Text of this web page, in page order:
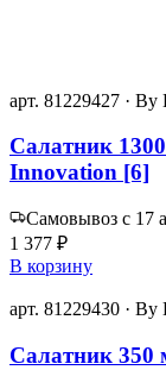
арт. 81229427 ·
Салатник
Innovation [6]
Самовывоз с 17
1 377 ₽
В корзину
арт. 81229430 ·
Салатник 350